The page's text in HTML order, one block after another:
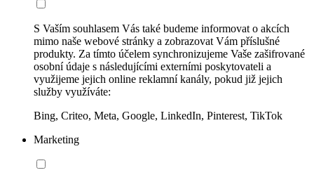
S Vaším souhlasem Vás také budeme informovat o akcích
mimo naše webové stránky a zobrazovat Vám příslušné
produkty. Za tímto účelem synchronizujeme Vaše zašifrované
osobní údaje s následujícími externími poskytovateli a
využijeme jejich online reklamní kanály, pokud již jejich
služby využíváte:
Bing, Criteo, Meta, Google, LinkedIn, Pinterest, TikTok
Marketing